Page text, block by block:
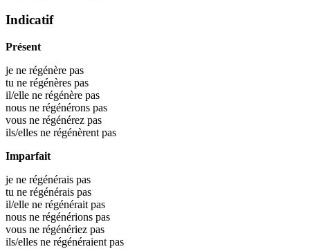
Indicatif
Présent
je ne régénère pas
tu ne régénères pas
il/elle ne régénère pas
nous ne régénérons pas
vous ne régénérez pas
ils/elles ne régénèrent pas
Imparfait
je ne régénérais pas
tu ne régénérais pas
il/elle ne régénérait pas
nous ne régénérions pas
vous ne régénériez pas
ils/elles ne régénéraient pas